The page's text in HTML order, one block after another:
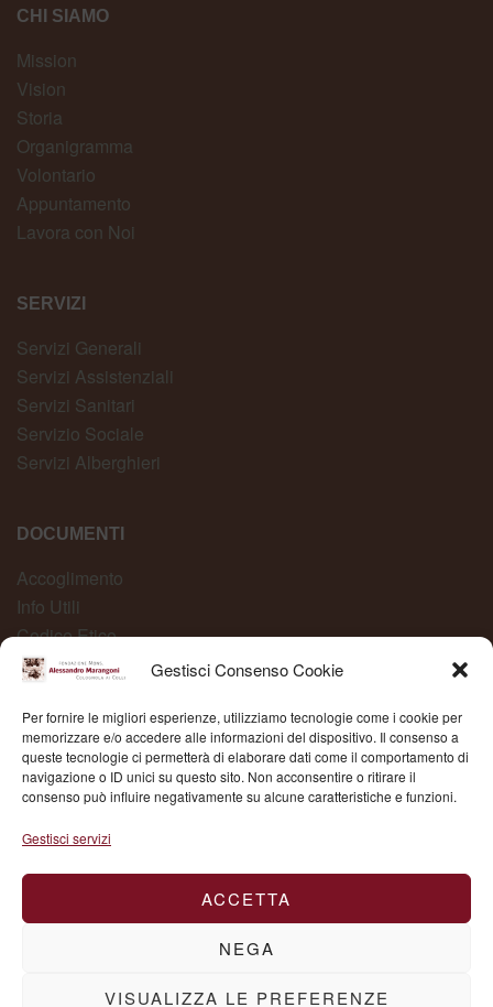
Gestisci Consenso Cookie
Per fornire le migliori esperienze, utilizziamo tecnologie come i cookie per
memorizzare e/o accedere alle informazioni del dispositivo. Il consenso a
queste tecnologie ci permetterà di elaborare dati come il comportamento di
navigazione o ID unici su questo sito. Non acconsentire o ritirare il
consenso può influire negativamente su alcune caratteristiche e funzioni.
Gestisci servizi
ACCETTA
NEGA
VISUALIZZA LE PREFERENZE
CHI SIAMO
Mission
Vision
Storia
Organigramma
Volontario
Appuntamento
Lavora con Noi
SERVIZI
Servizi Generali
Servizi Assistenziali
Servizi Sanitari
Servizio Sociale
Servizi Alberghieri
DOCUMENTI
Accoglimento
Info Utili
Codice Etico
Carta dei Servizi
Whistleblowing
Fond. Mons. Alessandro Marangoni © 2025 | P.IVA